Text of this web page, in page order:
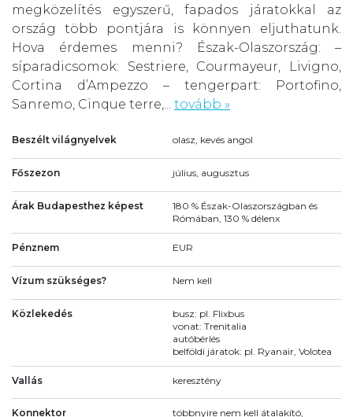
megközelítés egyszerű, fapados járatokkal az
ország több pontjára is könnyen eljuthatunk.
Hova érdemes menni? Észak-Olaszország: –
síparadicsomok: Sestriere, Courmayeur, Livigno,
Cortina d’Ampezzo – tengerpart: Portofino,
Sanremo, Cinque terre,... tovább »
Beszélt világnyelvek olasz, kevés angol
Főszezon július, augusztus
Árak Budapesthez képest
180 % Észak-Olaszországban és
Rómában, 130 % délenx
Pénznem EUR
Vízum szükséges? Nem kell
Közlekedés
busz: pl. Flixbus
vonat: Trenitalia
autóbérlés
belföldi járatok: pl. Ryanair, Volotea
Vallás keresztény
Konnektor többnyire nem kell átalakító,